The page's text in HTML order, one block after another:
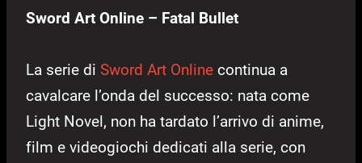
Sword Art Online – Fatal Bullet
La serie di Sword Art Online continua a
cavalcare l’onda del successo: nata come
Light Novel, non ha tardato l’arrivo di anime,
film e videogiochi dedicati alla serie, con